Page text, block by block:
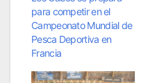
para competir en el
Campeonato Mundial de
Pesca Deportiva en
Francia